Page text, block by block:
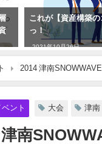
これが【資産構築
っ！
2021年10月26日
2014 津南SNOWWAVE
ント 大会 津南
南